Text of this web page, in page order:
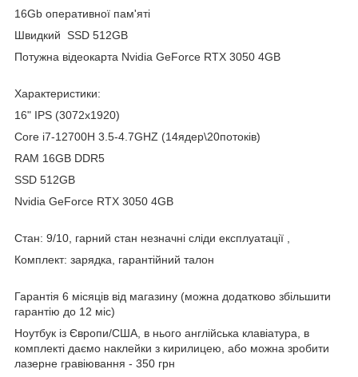
16Gb оперативної пам'яті
Швидкий SSD 512GB
Потужна відеокарта Nvidia GeForce RTX 3050 4GB
Характеристики:
16" IPS (3072х1920)
Core i7-12700H 3.5-4.7GHZ (14ядер\20потоків)
RAM 16GB DDR5
SSD 512GB
Nvidia GeForce RTX 3050 4GB
Стан: 9/10, гарний стан незначні сліди експлуатації ,
Комплект: зарядка, гарантійний талон
Гарантія 6 місяців від магазину (можна додатково збільшити
гарантію до 12 міс)
Ноутбук із Європи/США, в нього англійська клавіатура, в
комплекті даємо наклейки з кирилицею, або можна зробити
лазерне гравіювання - 350 грн